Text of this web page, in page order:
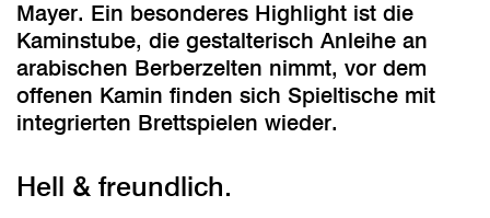
Mayer. Ein besonderes Highlight ist die
Kaminstube, die gestalterisch Anleihe an
arabischen Berberzelten nimmt, vor dem
offenen Kamin finden sich Spieltische mit
integrierten Brettspielen wieder.
Hell & freundlich.